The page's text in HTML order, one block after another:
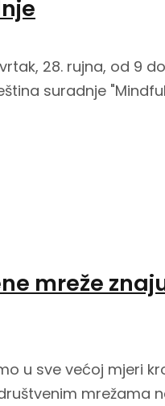
28. rujna, od 9
suradnje
mreže
u sve većoj mjeri
mrežama